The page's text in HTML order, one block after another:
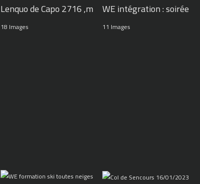
Lenquo de Capo 2716 ,m
18 Images
WE intégration : soirée
11 Images